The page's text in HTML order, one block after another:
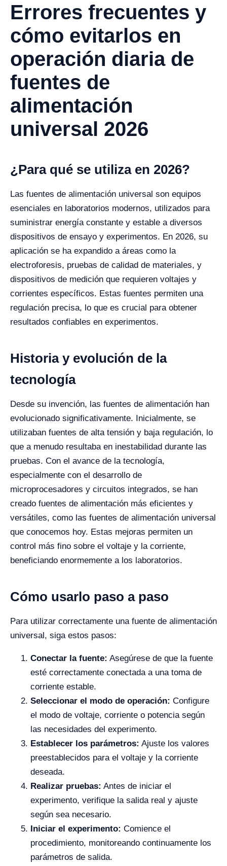
Errores frecuentes y
cómo evitarlos en
operación diaria de
fuentes de
alimentación
universal 2026
¿Para qué se utiliza en 2026?
Las fuentes de alimentación universal son equipos
esenciales en laboratorios modernos, utilizados para
suministrar energía constante y estable a diversos
dispositivos de ensayo y experimentos. En 2026, su
aplicación se ha expandido a áreas como la
electroforesis, pruebas de calidad de materiales, y
dispositivos de medición que requieren voltajes y
corrientes específicos. Estas fuentes permiten una
regulación precisa, lo que es crucial para obtener
resultados confiables en experimentos.
Historia y evolución de la
tecnología
Desde su invención, las fuentes de alimentación han
evolucionado significativamente. Inicialmente, se
utilizaban fuentes de alta tensión y baja regulación, lo
que a menudo resultaba en inestabilidad durante las
pruebas. Con el avance de la tecnología,
especialmente con el desarrollo de
microprocesadores y circuitos integrados, se han
creado fuentes de alimentación más eficientes y
versátiles, como las fuentes de alimentación universal
que conocemos hoy. Estas mejoras permiten un
control más fino sobre el voltaje y la corriente,
beneficiando enormemente a los laboratorios.
Cómo usarlo paso a paso
Para utilizar correctamente una fuente de alimentación
universal, siga estos pasos:
Conectar la fuente: Asegúrese de que la fuente
esté correctamente conectada a una toma de
corriente estable.
Seleccionar el modo de operación: Configure
el modo de voltaje, corriente o potencia según
las necesidades del experimento.
Establecer los parámetros: Ajuste los valores
preestablecidos para el voltaje y la corriente
deseada.
Realizar pruebas: Antes de iniciar el
experimento, verifique la salida real y ajuste
según sea necesario.
Iniciar el experimento: Comience el
procedimiento, monitoreando continuamente los
parámetros de salida.